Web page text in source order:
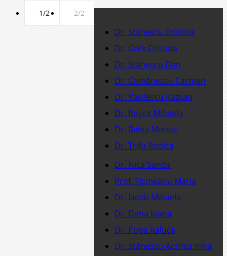
1/2 2/2
Dr. Stanescu Cristina
Dr. Ceck Cristina
Dr. Stănescu Dan
Dr. Comănescu Carmen
Dr. Vasilescu Razvan
Dr. Roşca Mihaela
Dr. Balea Marius
Dr. Trifu Rodica
Dr. Nica Sanda
Prof. Ţicmeanu Maria
Dr. Iacob Mihaela
Dr. Daha Ioana
Dr. Popa Raluca
Dr. Stănescu-Acsinia Irina